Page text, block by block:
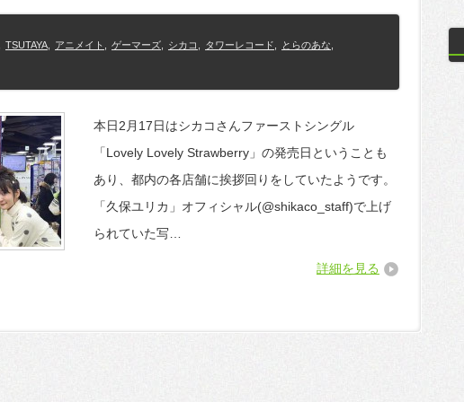
TSUTAYA アニメイト ゲーマーズ シカコ タワーレコード とらのあな
本日2月17日はシカコさんファーストシングル
「Lovely Lovely Strawberry」の発売日ということも
あり、都内の各店舗に挨拶回りをしていたようです。
「久保ユリカ」オフィシャル(@shikaco_staff)で上げ
られていた写…
詳細を見る